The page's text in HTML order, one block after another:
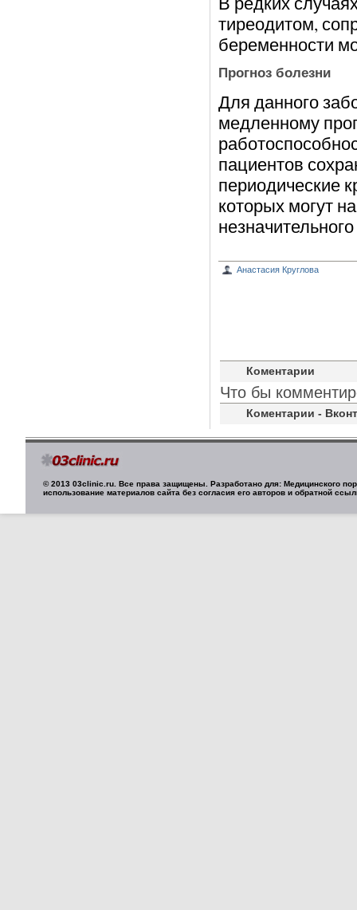
тиреодитом,
беременности
Прогноз болезни
Для данного
медленному
пациентов
периодические
которых могут
Анастасия Круглова
Коментарии
Что бы
Коментарии -
© 2013 03clinic.ru. Все права защищены. Разработано для: Медицинского
использование материалов сайта без согласия его авторов и обратной